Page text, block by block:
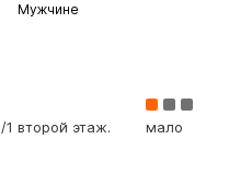
и оригинальным подарком.
в Иркутске и в
в интернет-магазине с
или транспортной
Мужчине
1 второй этаж.
мало